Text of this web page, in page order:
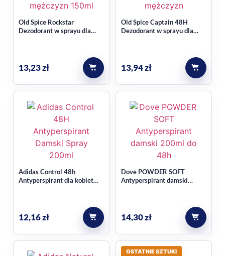
Old Spice Rockstar
Dezodorant w sprayu dla
13,23zł
Old Spice Captain 48H
Dezodorant w sprayu dla
13,94zł
Adidas Control 48h
Antyperspirant dla kobiet
12,16zł
Dove POWDER SOFT
Antyperspirant damski
14,30zł
OSTATNIE SZTUKI